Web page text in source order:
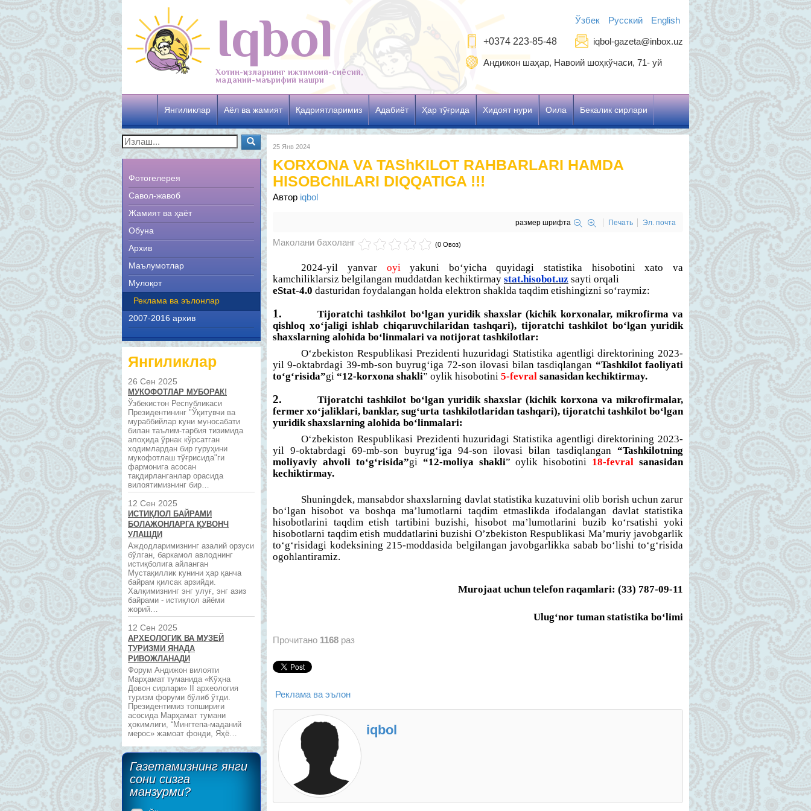
Iqbol
Хотин-қизларнинг ижтимоий-сиёсий,
маданий-маърифий нашри
Ўзбек Русский English
+0374 223-85-48 iqbol-gazeta@inbox.uz
Андижон шаҳар, Навоий шоҳкўчаси, 71- уй
Янгиликлар Аёл ва жамият Қадриятларимиз Адабиёт Ҳар тўғрида Хидоят нури Оила Бекалик сирлари
Фотогелерея
Савол-жавоб
Жамият ва ҳаёт
Обуна
Архив
Маълумотлар
Мулоқот
Реклама ва эълонлар
2007-2016 архив
Янгиликлар
26 Сен 2025
МУКОФОТЛАР МУБОРАК!
Ўзбекистон Республикаси
Президентининг "Ўқитувчи ва
мураббийлар куни муносабати
билан таълим-тарбия тизимида
алоҳида ўрнак кўрсатган
ходимлардан бир гуруҳини
мукофотлаш тўғрисида"ги
фармонига асосан
тақдирланганлар орасида
вилоятимизнинг бир…
12 Сен 2025
ИСТИҚЛОЛ БАЙРАМИ
БОЛАЖОНЛАРГА ҚУВОНЧ
УЛАШДИ
Аждодларимизнинг азалий орзуси
бўлган, баркамол авлоднинг
истиқболига айланган
Мустақиллик кунини ҳар қанча
байрам қилсак арзийди.
Халқимизнинг энг улуғ, энг азиз
байрами - истиқлол айёми
жорий…
12 Сен 2025
АРХЕОЛОГИК ВА МУЗЕЙ
ТУРИЗМИ ЯНАДА
РИВОЖЛАНАДИ
Форум Андижон вилояти
Марҳамат туманида «Кўҳна
Довон сирлари» II археология
туризм форуми бўлиб ўтди.
Президентимиз топшириғи
асосида Марҳамат тумани
ҳокимлиги, “Мингтепа-маданий
мерос» жамоат фонди, Яҳё…
Газетамизнинг янги
сони сизга
манзурми?
25 Янв 2024
KORXONA VA TAShKILOT RAHBARLARI HAMDA
HISOBChILARI DIQQATIGA !!!
Автор iqbol
размер шрифта Печать Эл. почта
Маколани бахоланг (0 Овоз)
2024-yil yanvar oyiyakuni bo‘yicha quyidagi statistika hisobotini xato va
kamchiliklarsiz belgilangan muddatdan kechiktirmay stat.hisobot.uz sayti orqali
eStat-4.0 dasturidan foydalangan holda elektron shaklda taqdim etishingizni so‘raymiz:
1.
Tijoratchi tashkilot bo‘lgan yuridik shaxslar (kichik korxonalar, mikrofirma va
qishloq xo‘jaligi ishlab chiqaruvchilaridan tashqari), tijoratchi tashkilot bo‘lgan yuridik
shaxslarning alohida bo‘linmalari va notijorat tashkilotlar:
O‘zbekiston Respublikasi Prezidenti huzuridagi Statistika agentligi direktorining 2023-
yil 9-oktabrdagi 39-mb-son buyrug‘iga 72-son ilovasi bilan tasdiqlangan “Tashkilot faoliyati
to‘g‘risida”gi “12-korxona shakli” oylik hisobotini 5-fevral sanasidan kechiktirmay.
2.
Tijoratchi tashkilot bo‘lgan yuridik shaxslar (kichik korxona va mikrofirmalar,
fermer xo‘jaliklari, banklar, sug‘urta tashkilotlaridan tashqari), tijoratchi tashkilot bo‘lgan
yuridik shaxslarning alohida bo‘linmalari:
O‘zbekiston Respublikasi Prezidenti huzuridagi Statistika agentligi direktorining 2023-
yil 9-oktabrdagi 69-mb-son buyrug‘iga 94-son ilovasi bilan tasdiqlangan “Tashkilotning
moliyaviy ahvoli to‘g‘risida”gi“12-moliya shakli” oylik hisobotini 18-fevral sanasidan
kechiktirmay.
Shuningdek, mansabdor shaxslarning davlat statistika kuzatuvini olib borish uchun zarur
bo‘lgan hisobot va boshqa ma’lumotlarni taqdim etmaslikda ifodalangan davlat statistika
hisobotlarini taqdim etish tartibini buzishi, hisobot ma’lumotlarini buzib ko‘rsatishi yoki
hisobotlarni taqdim etish muddatlarini buzishi O’zbekiston Respublikasi Ma’muriy javobgarlik
to‘g‘risidagi kodeksining 215-moddasida belgilangan javobgarlikka sabab bo‘lishi to‘g‘risida
ogohlantiramiz.
Murojaat uchun telefon raqamlari: (33) 787-09-11
Ulug‘nor tumanstatistika bo‘limi
Прочитано 1168 раз
Реклама ва эълон
iqbol